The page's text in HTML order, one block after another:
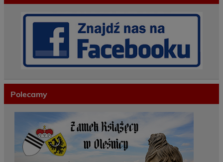
Polecamy